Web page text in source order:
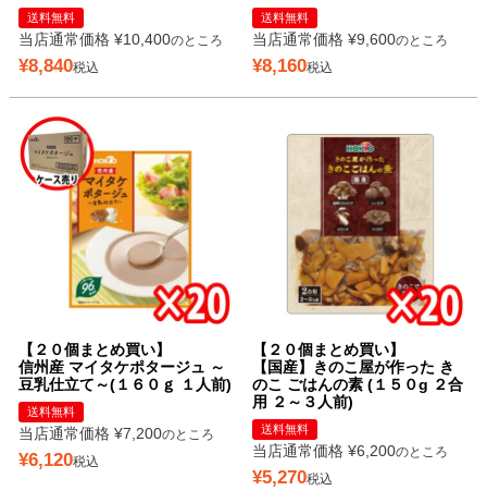
送料無料
当店通常価格 ¥10,400のところ
¥8,840税込
送料無料
当店通常価格 ¥9,600のところ
¥8,160税込
【２０個まとめ買い】
信州産 マイタケポタージュ ～
豆乳仕立て～(１６０ｇ １人前)
送料無料
当店通常価格 ¥7,200のところ
¥6,120税込
【２０個まとめ買い】
【国産】きのこ屋が作った き
のこ ごはんの素 (１５０g ２合
用 ２～３人前)
送料無料
当店通常価格 ¥6,200のところ
¥5,270税込